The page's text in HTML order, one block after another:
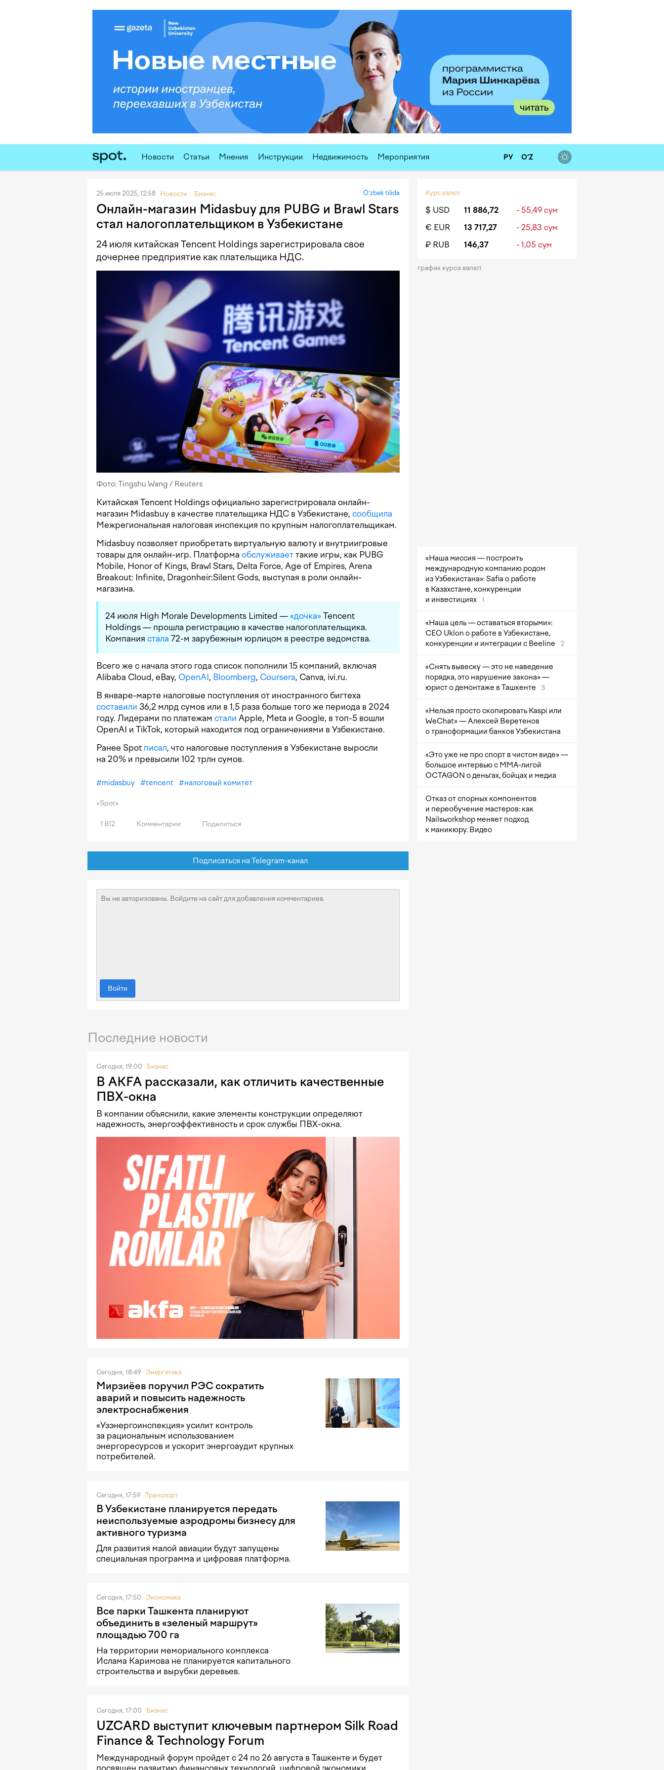
Новости Статьи Мнения Инструкции Недвижимость Мероприятия РУ O‘Z
25 июля 2025, 12:58 Новости Бизнес O‘zbek tilida
Онлайн-магазин Midasbuy для PUBG и Brawl Stars
стал налогоплательщиком в Узбекистане
24 июля китайская Tencent Holdings зарегистрировала свое
дочернее предприятие как плательщика НДС.
Фото: Tingshu Wang / Reuters
Китайская Tencent Holdings официально зарегистрировала онлайн-
магазин Midasbuy в качестве плательщика НДС в Узбекистане, сообщила
Межрегиональная налоговая инспекция по крупным налогоплательщикам.
Midasbuy позволяет приобретать виртуальную валюту и внутриигровые
товары для онлайн-игр. Платформа обслуживает такие игры, как PUBG
Mobile, Honor of Kings, Brawl Stars, Delta Force, Age of Empires, Arena
Breakout: Infinite, Dragonheir:Silent Gods, выступая в роли онлайн-
магазина.
24 июля High Morale Developments Limited — «дочка» Tencent
Holdings — прошла регистрацию в качестве налогоплательщика.
Компания стала 72-м зарубежным юрлицом в реестре ведомства.
Всего же с начала этого года список пополнили 15 компаний, включая
Alibaba Cloud, eBay, OpenAI, Bloomberg, Coursera, Canva, ivi.ru.
В январе-марте налоговые поступления от иностранного бигтеха
составили 36,2 млрд сумов или в 1,5 раза больше того же периода в 2024
году. Лидерами по платежам стали Apple, Meta и Google, в топ-5 вошли
OpenAI и TikTok, который находится под ограничениями в Узбекистане.
Ранее Spot писал, что налоговые поступления в Узбекистане выросли
на 20% и превысили 102 трлн сумов.
#midasbuy #tencent #налоговый комитет
«Spot»
1 812 Комментарии Поделиться
Подписаться на Telegram-канал
Войти
Последние новости
Сегодня, 19:00 Бизнес
В AKFA рассказали, как отличить качественные
ПВХ-окна
В компании объяснили, какие элементы конструкции определяют
надежность, энергоэффективность и срок службы ПВХ-окна.
Сегодня, 18:49 Энергетика
Мирзиёев поручил РЭС сократить
аварий и повысить надежность
электроснабжения
«Узэнергоинспекция» усилит контроль
за рациональным использованием
энергоресурсов и ускорит энергоаудит крупных
потребителей.
Сегодня, 17:59 Транспорт
В Узбекистане планируется передать
неиспользуемые аэродромы бизнесу для
активного туризма
Для развития малой авиации будут запущены
специальная программа и цифровая платформа.
Сегодня, 17:50 Экономика
Все парки Ташкента планируют
объединить в «зеленый маршрут»
площадью 700 га
На территории мемориального комплекса
Ислама Каримова не планируется капитального
строительства и вырубки деревьев.
Сегодня, 17:00 Бизнес
UZCARD выступит ключевым партнером Silk Road
Finance & Technology Forum
Международный форум пройдет с 24 по 26 августа в Ташкенте и будет
посвящен развитию финансовых технологий, цифровой экономики
Курс валют
$ USD 11 886,72
- 55,49 сум
€ EUR
13 717,27
- 25,83 сум
₽ RUB
146,37 - 1,05 сум
график курса валют
«Наша миссия — построить
международную компанию родом
из Узбекистана»: Safia о работе
в Казахстане, конкуренции
и инвестициях
1
«Наша цель — оставаться вторыми»:
CEO Uklon о работе в Узбекистане,
конкуренции и интеграции с Beeline
2
«Снять вывеску — это не наведение
порядка, это нарушение закона» —
юрист о демонтаже в Ташкенте
5
«Нельзя просто скопировать Kaspi или
WeChat» — Алексей Веретенов
о трансформации банков Узбекистана
«Это уже не про спорт в чистом виде» —
большое интервью с ММА-лигой
OCTAGON о деньгах, бойцах и медиа
Отказ от спорных компонентов
и переобучение мастеров: как
Nailsworkshop меняет подход
к маникюру. Видео